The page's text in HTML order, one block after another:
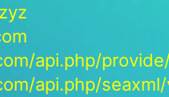
api.php/
api.php/